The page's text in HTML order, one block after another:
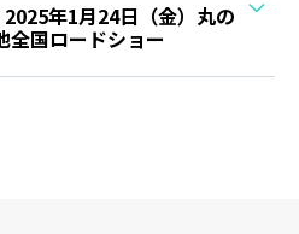
年1月24日（金）丸の
全国ロードショー